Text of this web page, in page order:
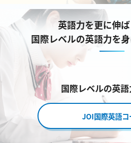
英語力を更に伸ば
国際レベルの英語力を
国際レベルの英
JOI国際英語コ